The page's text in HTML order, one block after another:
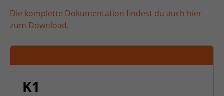
Die komplette Dokumentation findest du auch hier
zum Download.
K1